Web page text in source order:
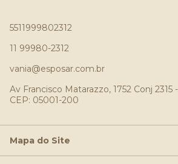
5511999802312
11 99980-2312
vania@esposar.com.br
Av Francisco Matarazzo, 1752 Conj 2315
CEP: 05001-200
Mapa do Site